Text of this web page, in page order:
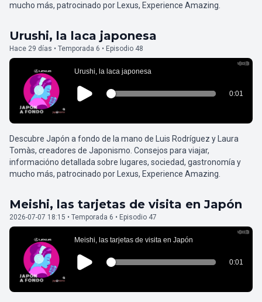
mucho más, patrocinado por Lexus, Experience Amazing.
Urushi, la laca japonesa
Hace 29 días • Temporada 6 • Episodio 48
Descubre Japón a fondo de la mano de Luis Rodríguez y Laura
Tomàs, creadores de Japonismo. Consejos para viajar,
informacióno detallada sobre lugares, sociedad, gastronomía y
mucho más, patrocinado por Lexus, Experience Amazing.
Meishi, las tarjetas de visita en Japón
2026-07-07 18:15 • Temporada 6 • Episodio 47